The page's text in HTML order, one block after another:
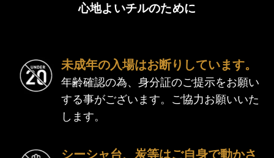
地図アプリで見る
SHOP
販売サイト
営業時間
14:00 ～ 翌5:00（L.O. 4:00）
クレジットカード・電子マネー利用可
設備：無料Wi-Fi/全席コンセント完備/男女別 洋式トイレ
心地よいチルのために
未成年の入場はお断りしています。
年齢確認の為、身分証のご提示をお願い
する事がございます。ご協力お願いいた
します。
シーシャ台、炭等はご自身で動かさ